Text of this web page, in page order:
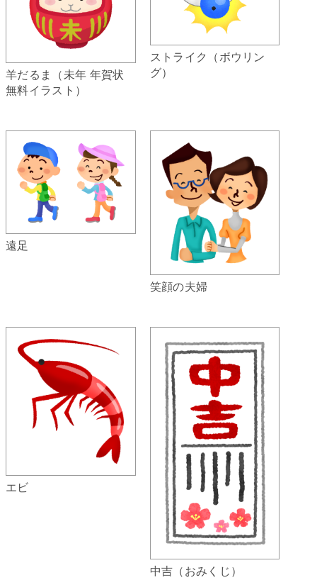
羊だるま（未年 年賀状
無料イラスト）
ストライク（ボウリン
グ）
遠足
笑顔の夫婦
エビ
中吉（おみくじ）